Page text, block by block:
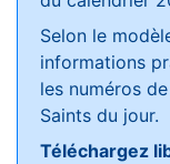
Selon le
informations
les numéros
Saints du jour.
Téléchargez